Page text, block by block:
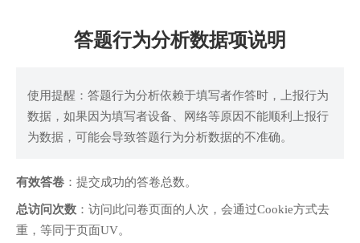
答题行为分析数据项说明
使用提醒：答题行为分析依赖于填写者作答时，上报行为
数据，如果因为填写者设备、网络等原因不能顺利上报行
为数据，可能会导致答题行为分析数据的不准确。
有效答卷 ：提交成功的答卷总数。
总访问次数 ：访问此问卷页面的人次，会通过Cookie方式去
重，等同于页面UV。